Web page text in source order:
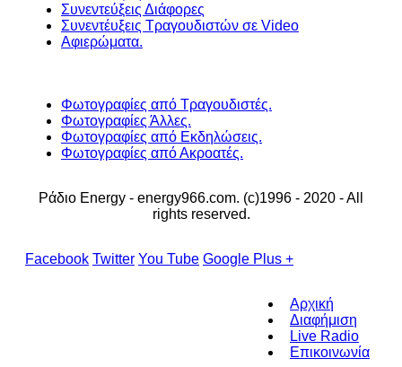
Συνεντεύξεις Διάφορες
Συνεντέυξεις Τραγουδιστών σε Video
Αφιερώματα.
Φωτογραφίες από Τραγουδιστές.
Φωτογραφίες Άλλες.
Φωτογραφίες από Εκδηλώσεις.
Φωτογραφίες από Ακροατές.
Ράδιο Energy - energy966.com. (c)1996 - 2020 - All
rights reserved.
Facebook Twitter You Tube Google Plus +
Αρχική
Διαφήμιση
Live Radio
Επικοινωνία